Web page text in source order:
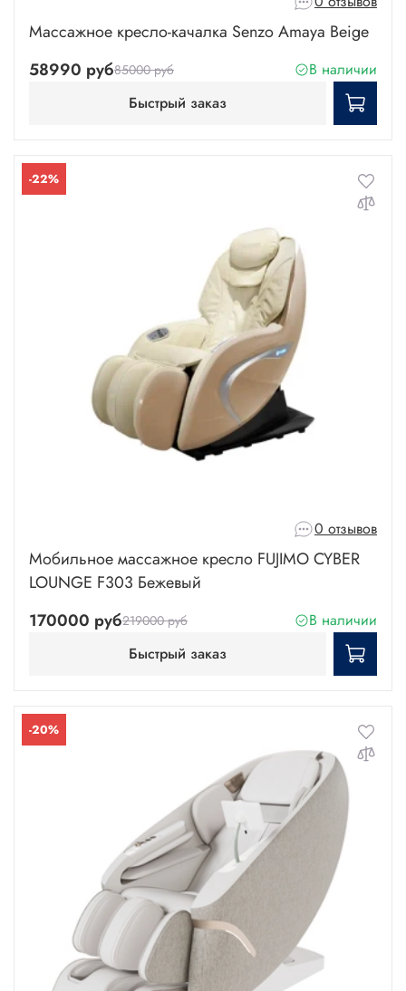
Массажное кресло-качалка Senzo Amaya Beige
58990 руб85000 руб
В наличии
Быстрый заказ
-22%
0 отзывов
Мобильное массажное кресло FUJIMO CYBER
LOUNGE F303 Бежевый
170000 руб219000 руб
В наличии
Быстрый заказ
-20%